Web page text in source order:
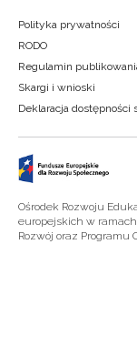
Polityka prywatności
RODO
Regulamin
Skargi i wnioski
Deklaracja dostępności
Ośrodek Rozwoju
europejskich w
Rozwój oraz Programu